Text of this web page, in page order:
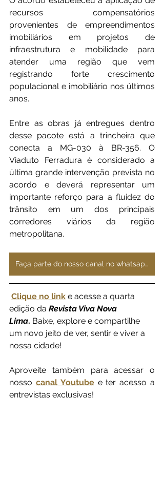
recursos compensatórios
provenientes de empreendimentos
imobiliários em projetos de
infraestrutura e mobilidade para
atender uma região que vem
registrando forte crescimento
populacional e imobiliário nos últimos
anos.
Entre as obras já entregues dentro
desse pacote está a trincheira que
conecta a MG-030 à BR-356. O
Viaduto Ferradura é considerado a
última grande intervenção prevista no
acordo e deverá representar um
importante reforço para a fluidez do
trânsito em um dos principais
corredores viários da região
metropolitana.
Faça parte do nosso canal no whatsapp
Clique no link e acesse a quarta
edição da Revista Viva Nova
Lima. Baixe, explore e compartilhe
um novo jeito de ver, sentir e viver a
nossa cidade!
Aproveite também para acessar o
nosso canal Youtube e ter acesso a
entrevistas exclusivas!